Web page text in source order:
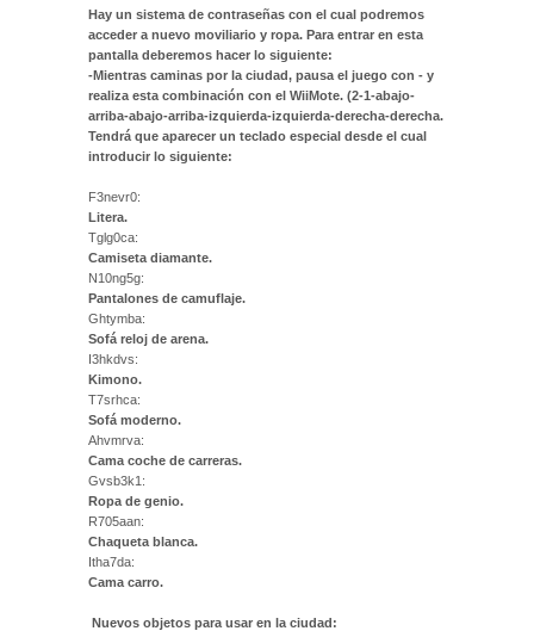
Hay un sistema de contraseñas con el cual podremos
acceder a nuevo moviliario y ropa. Para entrar en esta
pantalla deberemos hacer lo siguiente:
-Mientras caminas por la ciudad, pausa el juego con - y
realiza esta combinación con el WiiMote. (2-1-abajo-
arriba-abajo-arriba-izquierda-izquierda-derecha-derecha.
Tendrá que aparecer un teclado especial desde el cual
introducir lo siguiente:
F3nevr0:
Litera.
Tglg0ca:
Camiseta diamante.
N10ng5g:
Pantalones de camuflaje.
Ghtymba:
Sofá reloj de arena.
I3hkdvs:
Kimono.
T7srhca:
Sofá moderno.
Ahvmrva:
Cama coche de carreras.
Gvsb3k1:
Ropa de genio.
R705aan:
Chaqueta blanca.
Itha7da:
Cama carro.
Nuevos objetos para usar en la ciudad: